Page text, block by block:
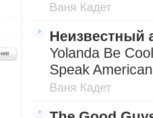
Ваня Кадет
Неизвестный
Yolanda Be
Speak
Ваня Кадет